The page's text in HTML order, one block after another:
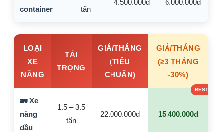
container
tấn
4.500.000đ 6.000.000đ
LOẠI
XE
NÂNG
TẢI
TRỌNG
GIÁ/THÁNG
(TIÊU
CHUẨN)
GIÁ/THÁNG
(≥3 THÁNG
-30%)
🚛 Xe
nâng
dầu
1.5 – 3.5
tấn
22.000.000đ 15.400.000đ